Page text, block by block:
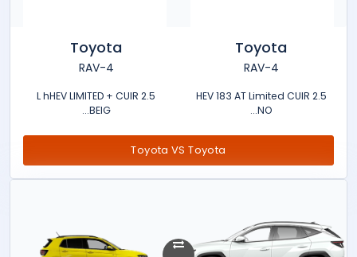
Toyota
RAV-4
2.5 HEV 183 AT Limited CUIR
NO...
Toyota
RAV-4
2.5 L hHEV LIMITED + CUIR
BEIG...
Toyota VS Toyota